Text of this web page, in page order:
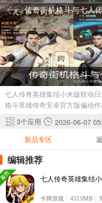
传奇街机格斗与七人
七人传奇英雄集结小米版联动
格斗英雄传奇安卓官方版偏动
快，动漫粉兼动作控别错过。
3个应用 2026-06-07
新品专区
编辑推荐
七人传奇英雄集结
卡牌游戏 453.0MB